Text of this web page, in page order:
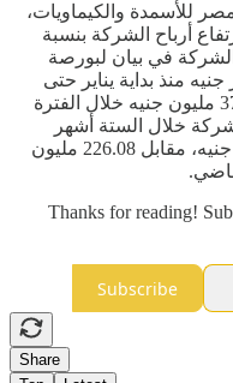
للأسمدة والكيماويات،
أرباح الشركة بنسبة
في بيان لبورصة
أرباحا بلغت 1.38 مليار جنيه منذ بداية يناير حتى
نهاية يونيو 2025، مقابل أرباح بلغت 37.04 مليون جنيه خلال الفترة
الشركة خلال الستة أشهر
الأولى من العام الجاري إلى 4.54 مليار جنيه، مقابل 226.08 مليون
Thanks for reading!
Subscribe
Share